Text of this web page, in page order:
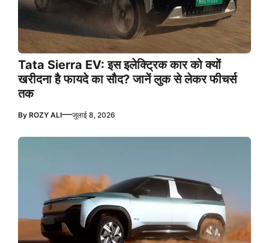
Tata Sierra EV: इस इलेक्ट्रिक कार को क्यों
खरीदना है फायदे का सौद? जानें लुक से लेकर फीचर्स
तक
By ROZY ALI—जुलाई 8, 2026